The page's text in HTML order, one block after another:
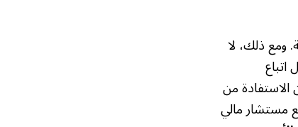
ومع ذلك، لا
الاستفادة من
مستشار مالي